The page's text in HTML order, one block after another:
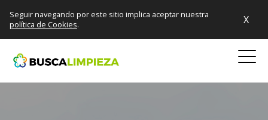
Seguir navegando por este sitio implica aceptar nuestra
política de Cookies. X